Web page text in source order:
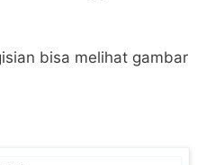
bisa melihat gambar